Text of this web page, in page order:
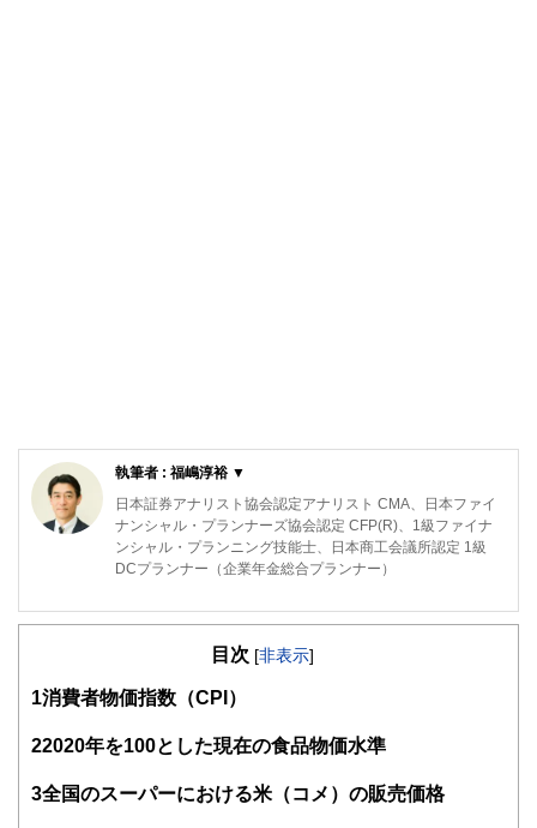
執筆者 : 福嶋淳裕 ▼
日本証券アナリスト協会認定アナリスト CMA、日本ファイ
ナンシャル・プランナーズ協会認定 CFP(R)、1級ファイナ
ンシャル・プランニング技能士、日本商工会議所認定 1級
DCプランナー（企業年金総合プランナー）
リタイアメントプランニング、老後資金形成を得意分野とし
金基金、ライフプランセミナー、DC継続教育の実務経験も
目次 [非表示]
1 消費者物価指数（CPI）
22020年を100とした現在の食品物価水準
3全国のスーパーにおける米（コメ）の販売価格